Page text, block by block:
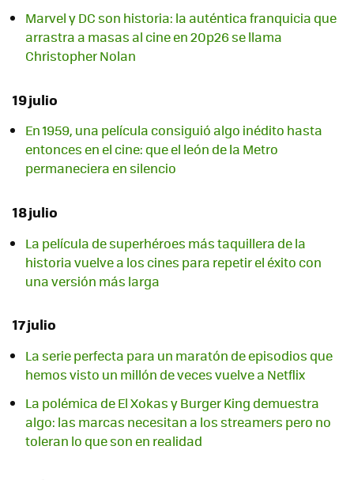
Marvel y DC son historia: la auténtica franquicia que
arrastra a masas al cine en 20p26 se llama
Christopher Nolan
19 julio
En 1959, una película consiguió algo inédito hasta
entonces en el cine: que el león de la Metro
permaneciera en silencio
18 julio
La película de superhéroes más taquillera de la
historia vuelve a los cines para repetir el éxito con
una versión más larga
17 julio
La serie perfecta para un maratón de episodios que
hemos visto un millón de veces vuelve a Netflix
La polémica de El Xokas y Burger King demuestra
algo: las marcas necesitan a los streamers pero no
toleran lo que son en realidad